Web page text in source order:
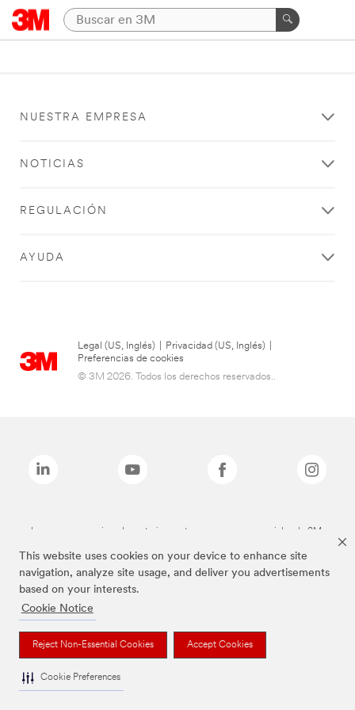
This website uses cookies on your device to enhance site
navigation, analyze site usage, and deliver you advertisements
based on your interests.
Cookie Notice
Reject Non-Essential Cookies Accept Cookies
Cookie Preferences
NUESTRA EMPRESA
NOTICIAS
REGULACIÓN
AYUDA
Legal (US, Inglés) Privacidad (US, Inglés)
Preferencias de cookies
© 3M 2026. Todos los derechos reservados..
Las marcas mencionadas anteriormente son marcas comerciales de 3M.